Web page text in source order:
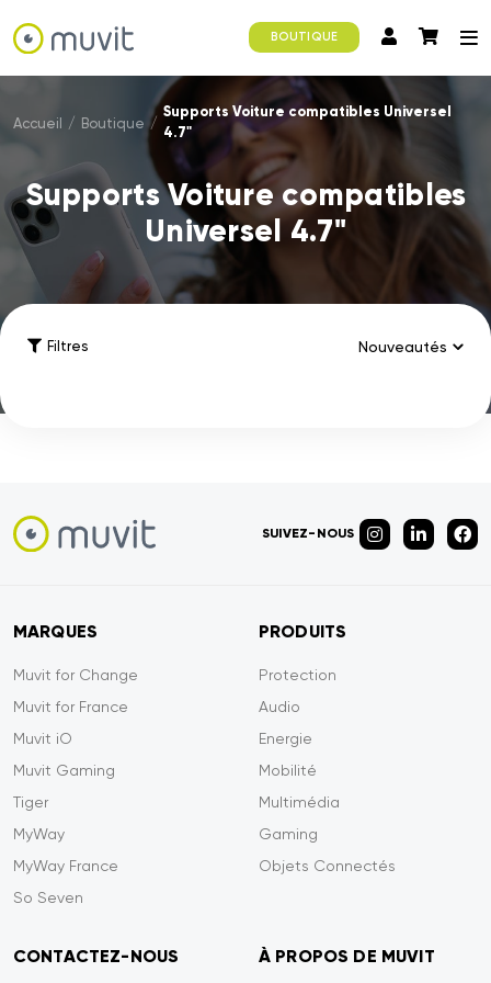
BOUTIQUE
Accueil / Boutique /
Supports Voiture compatibles Universel
4.7"
Supports Voiture compatibles
Universel 4.7"
Filtres
SUIVEZ-NOUS
MARQUES
Muvit for Change
Muvit for France
Muvit iO
Muvit Gaming
Tiger
MyWay
MyWay France
So Seven
PRODUITS
Protection
Audio
Energie
Mobilité
Multimédia
Gaming
Objets Connectés
CONTACTEZ-NOUS À PROPOS DE MUVIT